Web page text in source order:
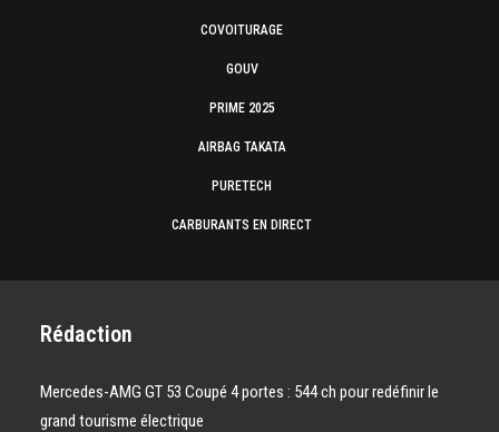
COVOITURAGE
GOUV
PRIME 2025
AIRBAG TAKATA
PURETECH
CARBURANTS EN DIRECT
Rédaction
Mercedes-AMG GT 53 Coupé 4 portes : 544 ch pour redéfinir le
grand tourisme électrique